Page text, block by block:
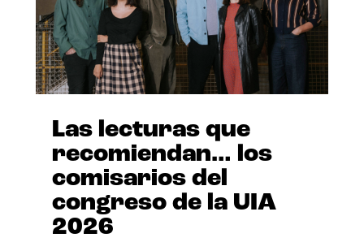
Las lecturas que
recomiendan… los
comisarios del
congreso de la UIA
2026